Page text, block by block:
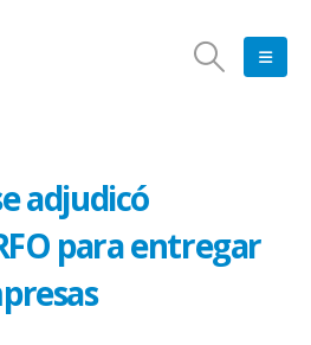
adjudicó
para entregar